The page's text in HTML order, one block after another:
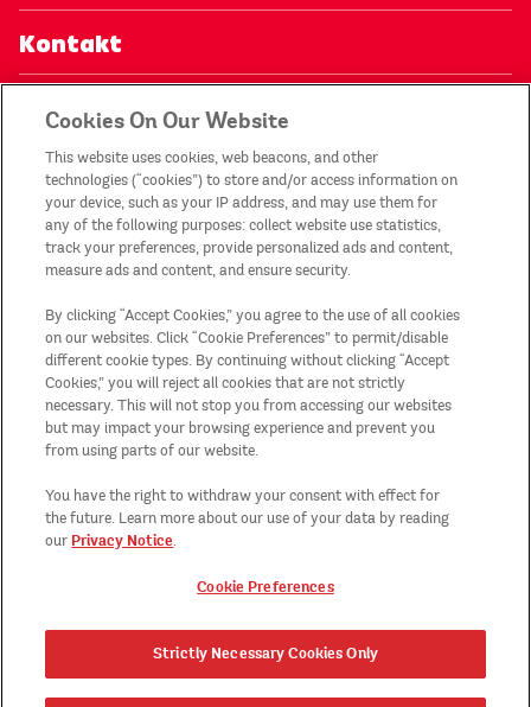
Kontakt
Datenschutzerklärung
Mein Konto
Impressum
Teilnahmebedingungen der Aktionen
Sitemap
Land/Region
Cookie Preferences
Cookies On Our Website
This website uses cookies, web beacons, and other
technologies (“cookies”) to store and/or access information on
your device, such as your IP address, and may use them for
any of the following purposes: collect website use statistics,
track your preferences, provide personalized ads and content,
measure ads and content, and ensure security.
By clicking “Accept Cookies,” you agree to the use of all cookies
on our websites. Click “Cookie Preferences” to permit/disable
different cookie types. By continuing without clicking “Accept
Cookies,” you will reject all cookies that are not strictly
necessary. This will not stop you from accessing our websites
but may impact your browsing experience and prevent you
from using parts of our website.
You have the right to withdraw your consent with effect for
the future. Learn more about our use of your data by reading
our Privacy Notice.
Cookie Preferences
Strictly Necessary Cookies Only